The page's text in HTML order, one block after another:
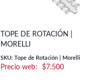
TOPE DE ROTACIÓN |
MORELLI
SKU: Tope de Rotación | Morelli
$7.500